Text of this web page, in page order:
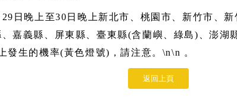
日晚上至30日晚上新北市、桃園市、新竹市、
嘉義縣、屏東縣、臺東縣(含蘭嶼、綠島)、澎湖
發生的機率(黃色燈號)，請注意。\n\n 。
返回上頁